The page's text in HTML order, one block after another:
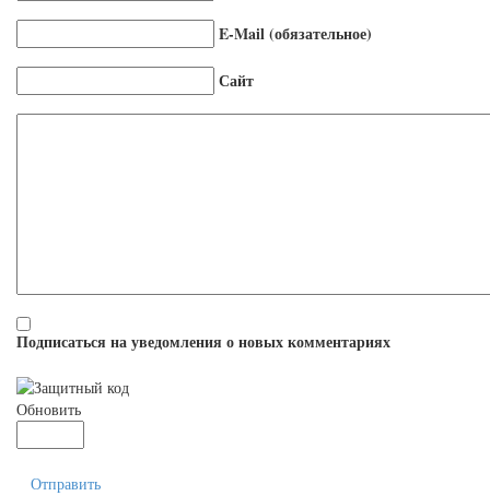
E-Mail (обязательное)
Сайт
Подписаться на уведомления о новых комментариях
Обновить
Отправить